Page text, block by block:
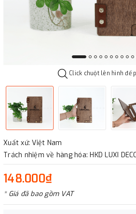
Click chuột lên hình để
Xuất xứ: Việt Nam
Trách nhiệm về hàng hóa: HKD LUXI
148.000₫
* Giá đã bao gồm VAT